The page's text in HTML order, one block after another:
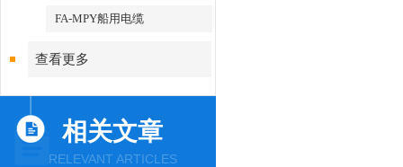
FA-MPY船用电缆
查看更多
相关文章
RELEVANT ARTICLES